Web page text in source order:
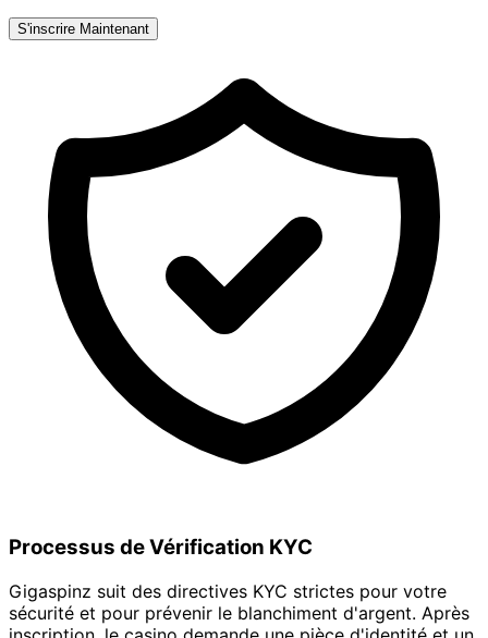
S'inscrire Maintenant
Processus de Vérification KYC
Gigaspinz suit des directives KYC strictes pour votre
sécurité et pour prévenir le blanchiment d'argent. Après